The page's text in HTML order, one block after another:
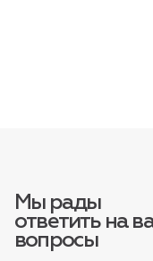
Мы рады
ответить на
вопросы